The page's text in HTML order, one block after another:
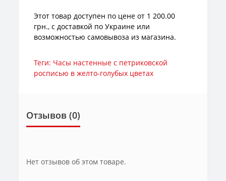
Этот товар доступен по цене от 1 200.00
грн., с доставкой по Украине или
возможностью самовывоза из магазина.
Теги: Часы настенные с петриковской
росписью в желто-голубых цветах
Отзывов (0)
Нет отзывов об этом товаре.